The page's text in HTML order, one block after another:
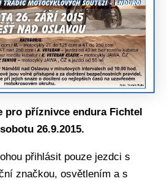
pro příznivce endura Fichtel
26.9.2015.
přihlásit pouze jezdci s
značkou, osvětlením a s